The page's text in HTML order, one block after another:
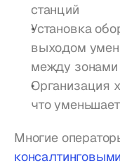
станций
Установка
выходом
между зонами
Организация
что